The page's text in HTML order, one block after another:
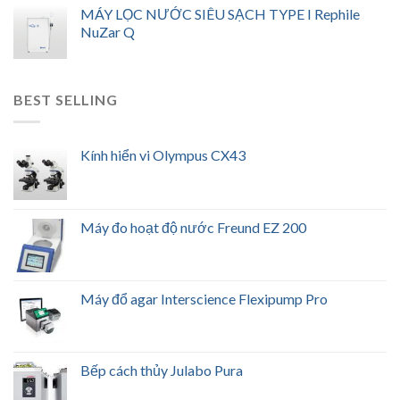
MÁY LỌC NƯỚC SIÊU SẠCH TYPE I Rephile
NuZar Q
BEST SELLING
Kính hiển vi Olympus CX43
Máy đo hoạt độ nước Freund EZ 200
Máy đổ agar Interscience Flexipump Pro
Bếp cách thủy Julabo Pura